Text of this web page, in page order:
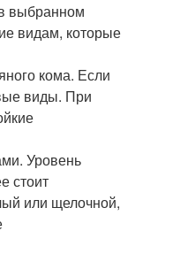
выбранном
видам, которые
кома. Если
виды. При
Уровень
стоит
или щелочной,